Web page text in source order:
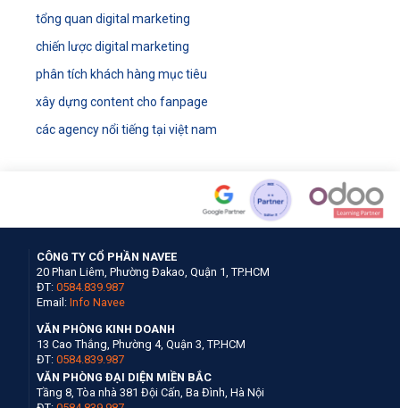
tổng quan digital marketing
chiến lược digital marketing
phân tích khách hàng mục tiêu
xây dựng content cho fanpage
các agency nổi tiếng tại việt nam
CÔNG TY CỔ PHẦN NAVEE
20 Phan Liêm, Phường Đakao, Quận 1, TP.HCM
ĐT: 0584.839.987
Email: Info Navee
VĂN PHÒNG KINH DOANH
13 Cao Thắng, Phường 4, Quận 3, TP.HCM
ĐT: 0584.839.987
VĂN PHÒNG ĐẠI DIỆN MIỀN BẮC
Tầng 8, Tòa nhà 381 Đội Cấn, Ba Đình, Hà Nội